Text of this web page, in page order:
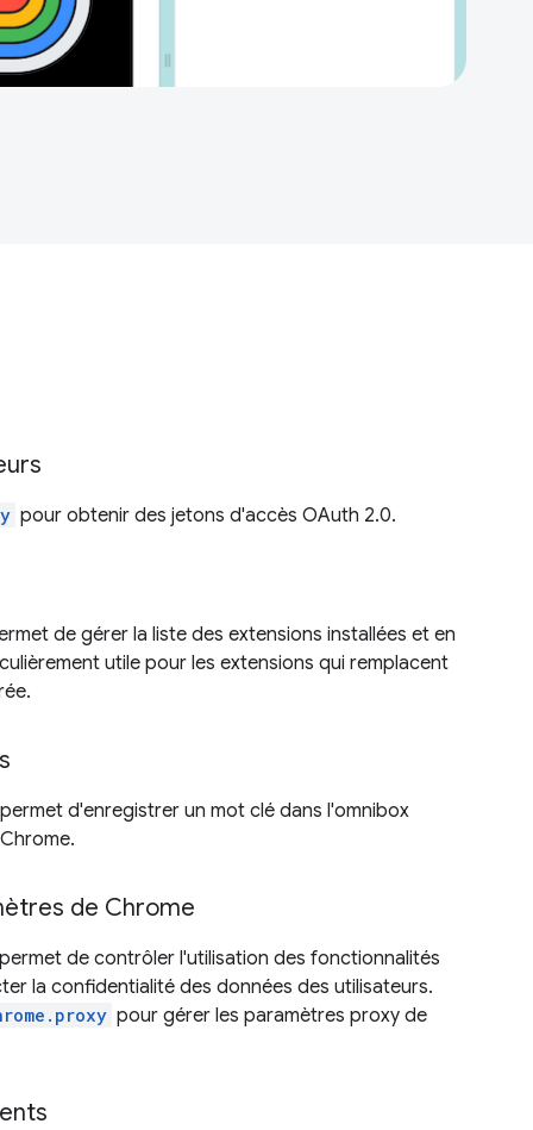
pour obtenir des jetons d'accès OAuth 2.0.
de gérer la liste des extensions installées et en
utile pour les extensions qui remplacent
d'enregistrer un mot clé dans l'omnibox
de Chrome
de contrôler l'utilisation des fonctionnalités
la confidentialité des données des utilisateurs.
pour gérer les paramètres proxy de